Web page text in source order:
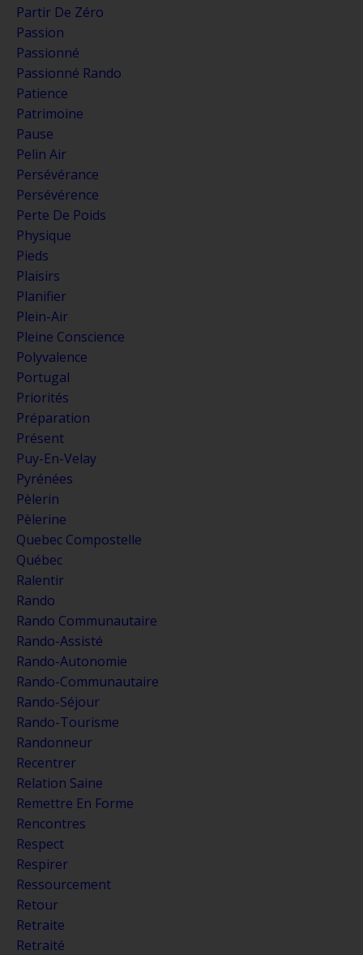
Partir De Zéro
Passion
Passionné
Passionné Rando
Patience
Patrimoine
Pause
Pelin Air
Persévérance
Persévérence
Perte De Poids
Physique
Pieds
Plaisirs
Planifier
Plein-Air
Pleine Conscience
Polyvalence
Portugal
Priorités
Préparation
Présent
Puy-En-Velay
Pyrénées
Pèlerin
Pèlerine
Quebec Compostelle
Québec
Ralentir
Rando
Rando Communautaire
Rando-Assisté
Rando-Autonomie
Rando-Communautaire
Rando-Séjour
Rando-Tourisme
Randonneur
Recentrer
Relation Saine
Remettre En Forme
Rencontres
Respect
Respirer
Ressourcement
Retour
Retraite
Retraité